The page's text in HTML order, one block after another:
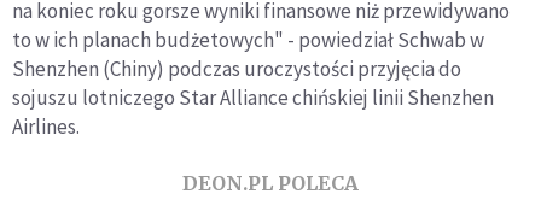
na koniec roku gorsze wyniki finansowe niż przewidywano
to w ich planach budżetowych" - powiedział Schwab w
Shenzhen (Chiny) podczas uroczystości przyjęcia do
sojuszu lotniczego Star Alliance chińskiej linii Shenzhen
Airlines.
DEON.PL POLECA